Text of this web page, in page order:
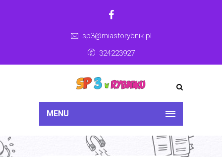
sp3@miastorybnik.pl
324223927
MENU